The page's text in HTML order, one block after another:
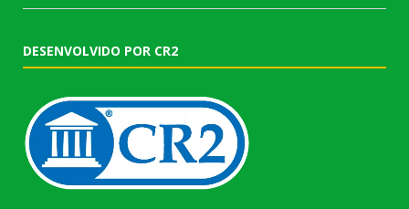
DESENVOLVIDO POR CR2